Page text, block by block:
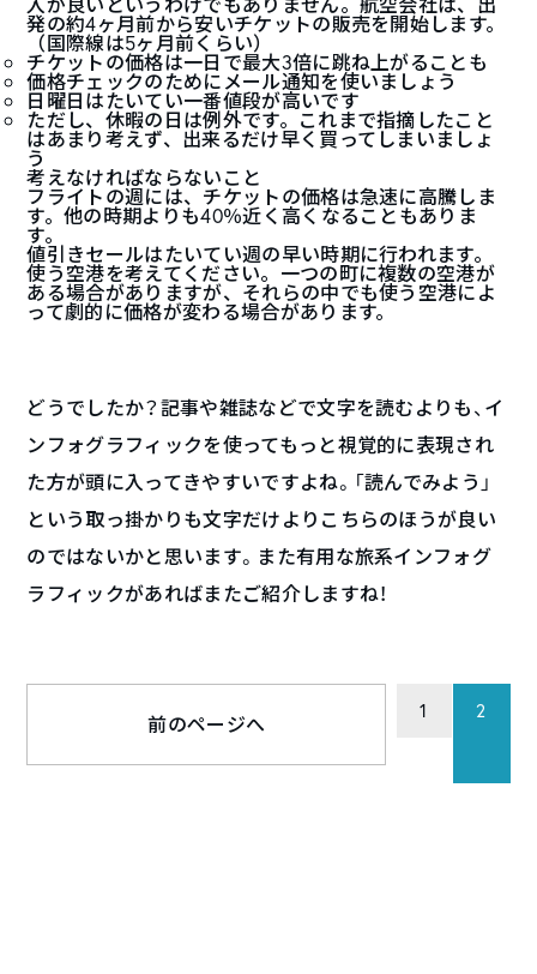
発の約4ヶ月前から安いチケットの販売を開始します。
（国際線は5ヶ月前くらい）
チケットの価格は一日で最大3倍に跳ね上がることも
価格チェックのためにメール通知を使いましょう
日曜日はたいてい一番値段が高いです
ただし、休暇の日は例外です。これまで指摘したこと
はあまり考えず、出来るだけ早く買ってしまいましょ
う
考えなければならないこと
フライトの週には、チケットの価格は急速に高騰しま
す。他の時期よりも40％近く高くなることもありま
す。
値引きセールはたいてい週の早い時期に行われます。
使う空港を考えてください。一つの町に複数の空港が
ある場合がありますが、それらの中でも使う空港によ
って劇的に価格が変わる場合があります。
どうでしたか？記事や雑誌などで文字を読むよりも、イ
ンフォグラフィックを使ってもっと視覚的に表現され
た方が頭に入ってきやすいですよね。「読んでみよう」
という取っ掛かりも文字だけよりこちらのほうが良い
のではないかと思います。また有用な旅系インフォグ
ラフィックがあればまたご紹介しますね！
前のページへ
1 2